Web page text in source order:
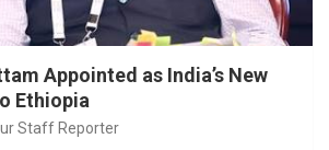
Appointed as India’s New
Ethiopia
Staff Reporter